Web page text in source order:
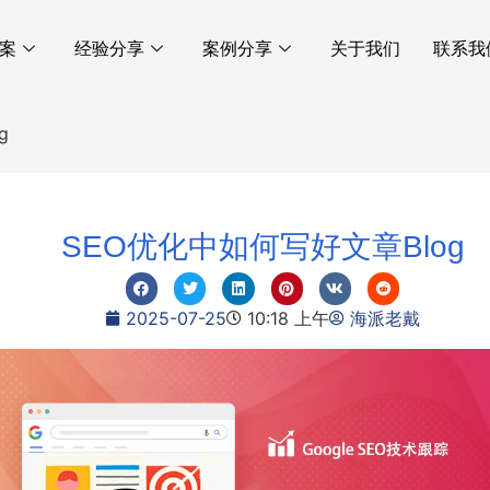
经验分享 案例分享 关于我们 联系我
SEO优化中如何写好文章Blog
2025-07-25 10:18 上午 海派老戴